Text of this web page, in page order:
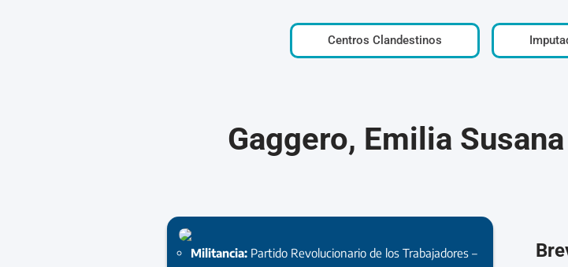
Centros Clandestinos
Gaggero, Emilia Susana
Militancia: Partido Revolucionario de los Trabajadores –